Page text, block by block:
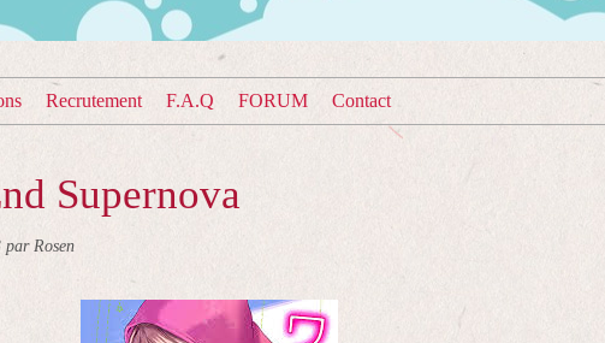
Recrutement F.A.Q FORUM Contact
Supernova
par Rosen